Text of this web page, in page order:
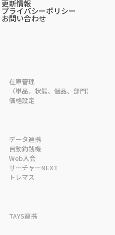
更新情報
プライバシーポリシー
お問い合わせ
在庫管理
（単品、状態、個品、部門）
価格設定
データ連携
自動釣銭機
Web入会
サーチャーNEXT
トレマス
TAYS連携